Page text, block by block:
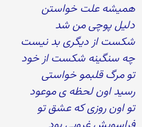
همیشه علت خواستن
دلیل پوچی من شد
شکست از دیگری بد نیست
چه سنگینه شکست از خود
تو مرگ قلبمو خواستی
رسید اون لحظه ی موعود
تو اون روزی که عشق تو